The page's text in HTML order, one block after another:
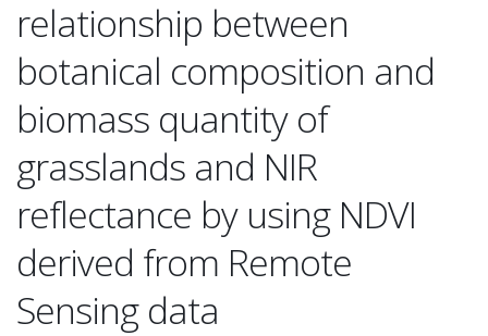
relationship between
botanical composition and
biomass quantity of
grasslands and NIR
reflectance by using NDVI
derived from Remote
Sensing data